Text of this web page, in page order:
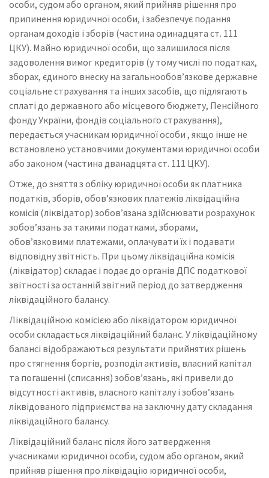
особи, судом або органом, який прийняв рішення про
припинення юридичної особи, і забезпечує подання
органам доходів і зборів (частина одинадцята ст. 111
ЦКУ). Майно юридичної особи, що залишилося після
задоволення вимог кредиторів (у тому числі по податках,
зборах, єдиного внеску на загальнообов’язкове державне
соціальне страхування та інших засобів, що підлягають
сплаті до державного або місцевого бюджету, Пенсійного
фонду України, фондів соціального страхування),
передається учасникам юридичної особи , якщо інше не
встановлено установчими документами юридичної особи
або законом (частина дванадцята ст. 111 ЦКУ).
Отже, до зняття з обліку юридичної особи як платника
податків, зборів, обов’язкових платежів ліквідаційна
комісія (ліквідатор) зобов’язана здійснювати розрахунок
зобов’язань за такими податками, зборами,
обов’язковими платежами, оплачувати їх і подавати
відповідну звітність. При цьому ліквідаційна комісія
(ліквідатор) складає і подає до органів ДПС податкової
звітності за останній звітний період до затвердження
ліквідаційного балансу.
Ліквідаційною комісією або ліквідатором юридичної
особи складається ліквідаційний баланс. У ліквідаційному
балансі відображаються результати прийнятих рішень
про стягнення боргів, розподіл активів, власний капітал
та погашенні (списання) зобов’язань, які привели до
відсутності активів, власного капіталу і зобов’язань
ліквідованого підприємства на заключну дату складання
ліквідаційного балансу.
Ліквідаційний баланс після його затвердження
учасниками юридичної особи, судом або органом, який
прийняв рішення про ліквідацію юридичної особи,